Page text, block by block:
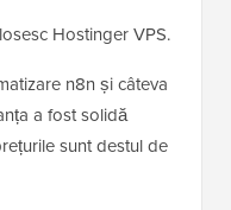
Hostinger VPS.
n8n și câteva
a fost solidă
sunt destul de